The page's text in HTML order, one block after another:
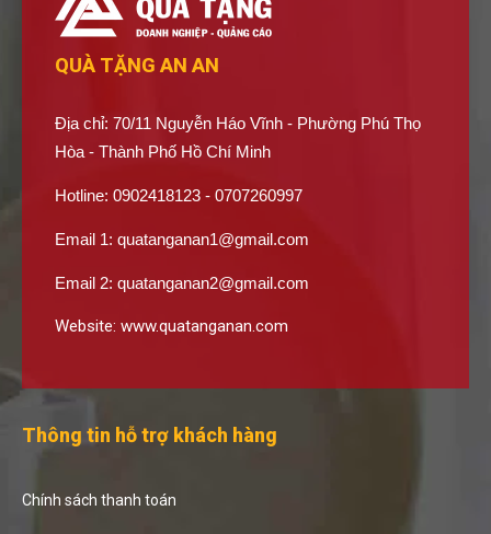
QUÀ TẶNG AN AN
Địa chỉ: 70/11 Nguyễn Háo Vĩnh - Phường Phú Thọ
Hòa - Thành Phố Hồ Chí Minh
Hotline: 0902418123 - 0707260997
Email 1: quatanganan1@gmail.com
Email 2: quatanganan2@gmail.com
Website: www.quatanganan.com
Thông tin hỗ trợ khách hàng
Chính sách thanh toán